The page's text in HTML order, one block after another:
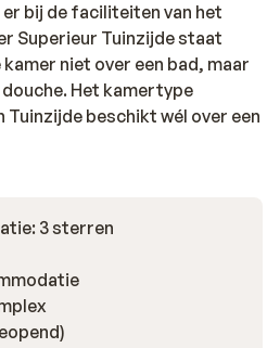
bij de faciliteiten van het
Superieur Tuinzijde staat
niet over een bad, maar
Het kamertype
Tuinzijde beschikt wél over een
3 sterren